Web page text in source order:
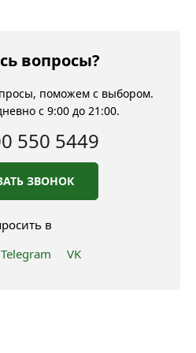
вопросы?
поможем с выбором.
с 9:00 до 21:00.
550 5449
ЗВОНОК
в
Telegram VK